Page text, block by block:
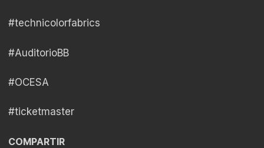
#technicolorfabrics
#AuditorioBB
#OCESA
#ticketmaster
COMPARTIR